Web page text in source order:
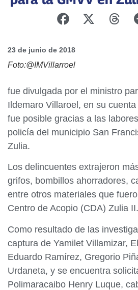
23 de junio de 2018
Foto:@IMVillarroel
fue divulgada por el ministro
Ildemaro Villaroel, en su
fue posible gracias a las
policía del municipio San
Zulia.
Los delincuentes extrajeron
grifos, bombillos ahorradores,
entre otros materiales que
Centro de Acopio (CDA) Zulia II.
Como resultado de las
captura de Yamilet Villamizar,
Eduardo Ramírez, Gregorio
Urdaneta, y se encuentra
Polimaracaibo Henry Luque,